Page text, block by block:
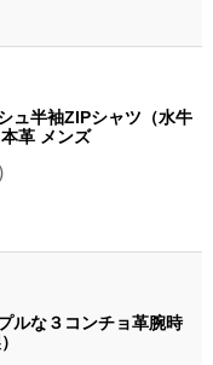
ュ半袖ZIPシャツ（水牛
革 メンズ
ルな３コンチョ革腕時